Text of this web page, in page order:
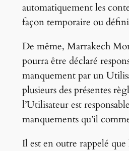
automatiquement les
façon temporaire ou
De même, Marrakech
pourra être déclaré
manquement par un
plusieurs des présentes
l’Utilisateur est
manquements qu’il
Il est en outre rappelé